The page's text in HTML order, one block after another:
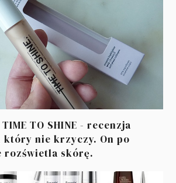
TO SHINE - recenzja
nie krzyczy. On po
rozświetla skórę.